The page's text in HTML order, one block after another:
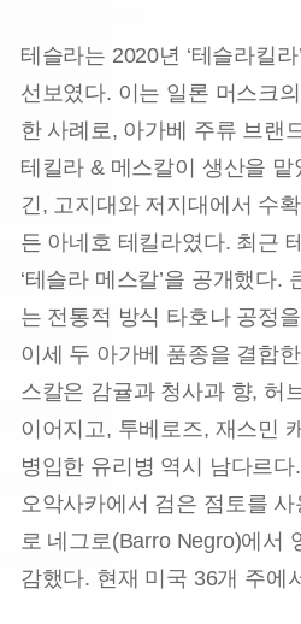
테슬라는 2020년 ‘테슬라킬
선보였다. 이는 일론 머스크
한 사례로, 아가베 주류 브랜
테킬라 & 메스칼이 생산을
긴, 고지대와 저지대에서 수
든 아네호 테킬라였다. 최근
‘테슬라 메스칼’을 공개했다.
는 전통적 방식 타호나 공정
이세 두 아가베 품종을 결합
스칼은 감귤과 청사과 향, 허
이어지고, 투베로즈, 재스민
병입한 유리병 역시 남다르
오악사카에서 검은 점토를
로 네그로(Barro Negro)에서
감했다. 현재 미국 36개 주에